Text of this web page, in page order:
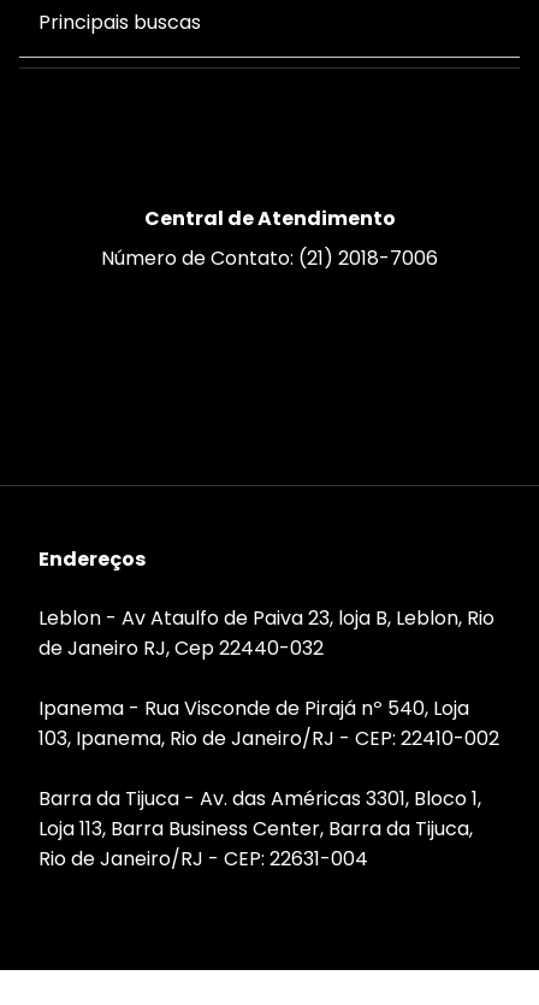
Principais buscas
Central de Atendimento
Número de Contato: (21) 2018-7006
Endereços
Leblon - Av Ataulfo de Paiva 23, loja B, Leblon, Rio
de Janeiro RJ, Cep 22440-032
Ipanema - Rua Visconde de Pirajá nº 540, Loja
103, Ipanema, Rio de Janeiro/RJ - CEP: 22410-002
Barra da Tijuca - Av. das Américas 3301, Bloco 1,
Loja 113, Barra Business Center, Barra da Tijuca,
Rio de Janeiro/RJ - CEP: 22631-004